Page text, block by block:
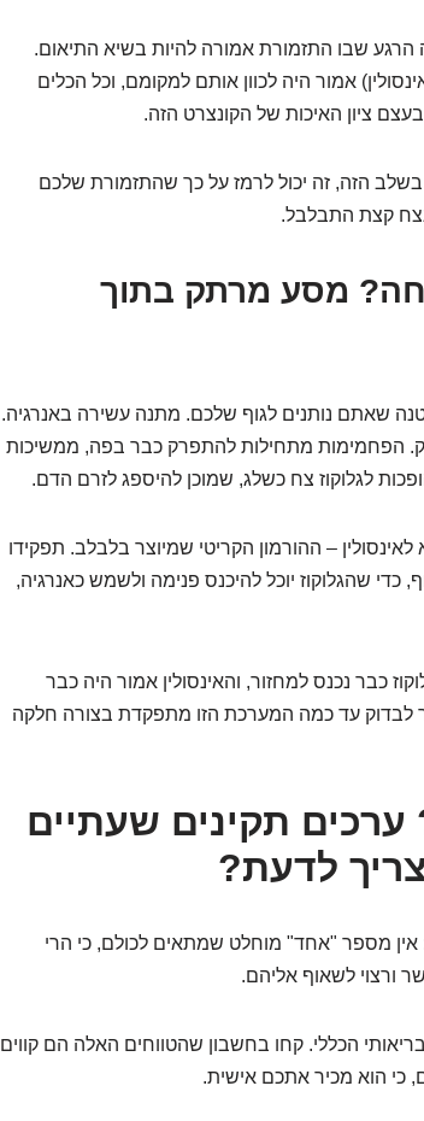
שבו התזמורת אמורה להיות בשיא התיאום.
אמור היה לכוון אותם למקומם, וכל הכלים
ציון האיכות של הקונצרט הזה.
הזה, זה יכול לרמז על כך שהתזמורת שלכם
קצת התבלבל.
מסע מרתק בתוך
שאתם נותנים לגוף שלכם. מתנה עשירה באנרגיה.
הפחמימות מתחילות להתפרק כבר בפה, ממשיכות
לגלוקוז צח כשלג, שמוכן להיספג לזרם הדם.
– ההורמון הקריטי שמיוצר בלבלב. תפקידו
שהגלוקוז יוכל להיכנס פנימה ולשמש כאנרגיה,
כבר נכנס למחזור, והאינסולין אמור היה כבר
לבדוק עד כמה המערכת הזו מתפקדת בצורה חלקה
תקינים שעתיים
לדעת?
אין מספר "אחד" מוחלט שמתאים לכולם, כי הרי
ורצוי לשאוף אליהם.
הכללי. קחו בחשבון שהטווחים האלה הם קווים
כי הוא מכיר אתכם אישית.